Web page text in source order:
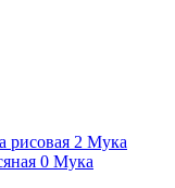
рисовая 2 Мука
0 Мука